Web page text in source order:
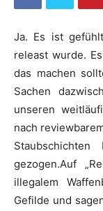
Ja. Es ist
releast wurde.
das machen
Sachen
unseren
nach
Staubschichten
gezogen.Auf „
illegalem
Gefilde und